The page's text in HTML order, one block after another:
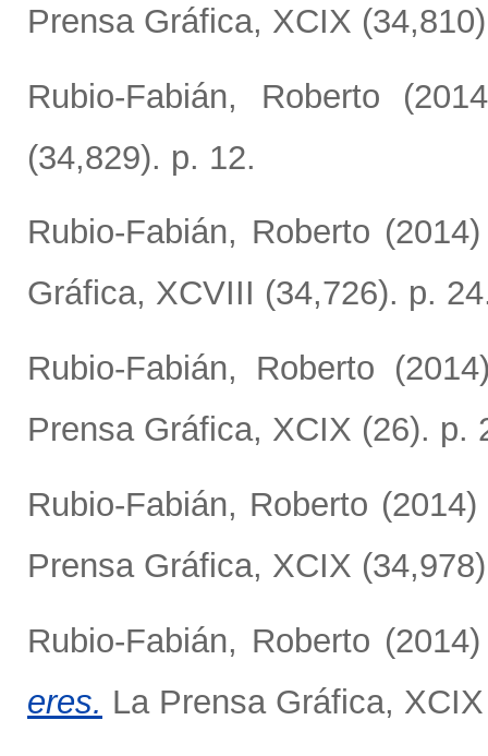
Prensa Gráfica, XCIX
Rubio-Fabián, Roberto
(34,829). p. 12.
Rubio-Fabián, Roberto
Gráfica, XCVIII (34,726). p.
Rubio-Fabián, Roberto
Prensa Gráfica, XCIX (26). p.
Rubio-Fabián, Roberto (2014)
Prensa Gráfica, XCIX
Rubio-Fabián, Roberto
eres. La Prensa Gráfica,